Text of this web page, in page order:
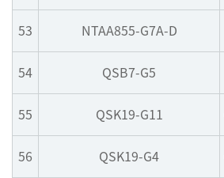
53 NTAA855-G7A-D
54 QSB7-G5
55 QSK19-G11
56 QSK19-G4